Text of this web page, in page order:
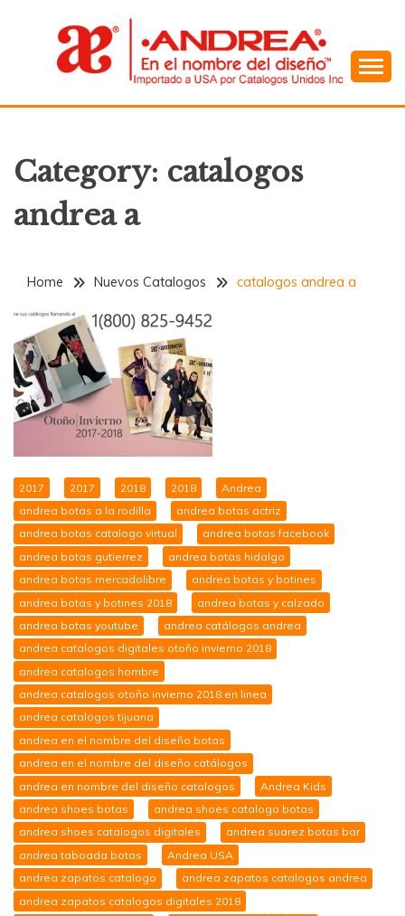
ANDREA
Category: catalogos
andrea a
Home Nuevos Catalogos catalogos andrea a
2017 2017 2018 2018
Andrea
andrea botas a la rodilla
andrea botas actriz
andrea botas catalogo virtual
andrea botas facebook
andrea botas gutierrez
andrea botas hidalgo
andrea botas mercadolibre
andrea botas y botines
andrea botas y botines 2018
andrea botas y calzado
andrea botas youtube
andrea catálogos andrea
andrea catalogos digitales otoño invierno 2018
andrea catalogos hombre
andrea catalogos otoño invierno 2018 en linea
andrea catalogos tijuana
andrea en el nombre del diseño botas
andrea en el nombre del diseño catálogos
andrea en nombre del diseño catalogos
Andrea Kids
andrea shoes botas
andrea shoes catalogo botas
andrea shoes catalogos digitales
andrea suarez botas bar
andrea taboada botas
Andrea USA
andrea zapatos catalogo
andrea zapatos catalogos andrea
andrea zapatos catalogos digitales 2018